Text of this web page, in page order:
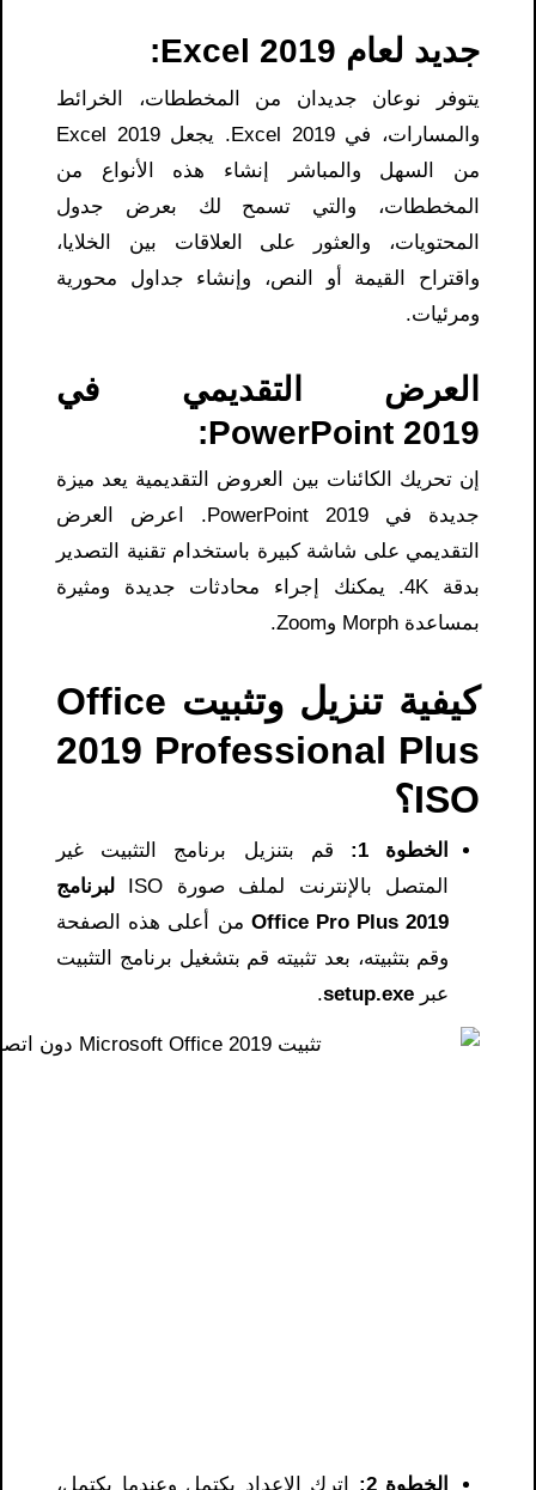
جديد لعام 2019 Excel:
يتوفر نوعان جديدان من المخططات، الخرائط
والمسارات، في Excel 2019. يجعل Excel 2019
من السهل والمباشر إنشاء هذه الأنواع من
المخططات، والتي تسمح لك بعرض جدول
المحتويات، والعثور على العلاقات بين الخلايا،
واقتراح القيمة أو النص، وإنشاء جداول محورية
ومرئيات.
العرض التقديمي في
PowerPoint 2019:
إن تحريك الكائنات بين العروض التقديمية يعد ميزة
جديدة في PowerPoint 2019. اعرض العرض
التقديمي على شاشة كبيرة باستخدام تقنية التصدير
بدقة 4K. يمكنك إجراء محادثات جديدة ومثيرة
بمساعدة Morph وZoom.
كيفية تنزيل وتثبيت Office
2019 Professional Plus
ISO؟
الخطوة 1:
قم بتنزيل برنامج التثبيت غير
المتصل بالإنترنت لملف صورة ISO
لبرنامج
Office Pro Plus 2019 من أعلى هذه الصفحة
وقم بتثبيته، بعد تثبيته قم بتشغيل برنامج التثبيت
عبر setup.exe
.
الخطوة 2: اترك الإعداد يكتمل وعندما يكتمل،